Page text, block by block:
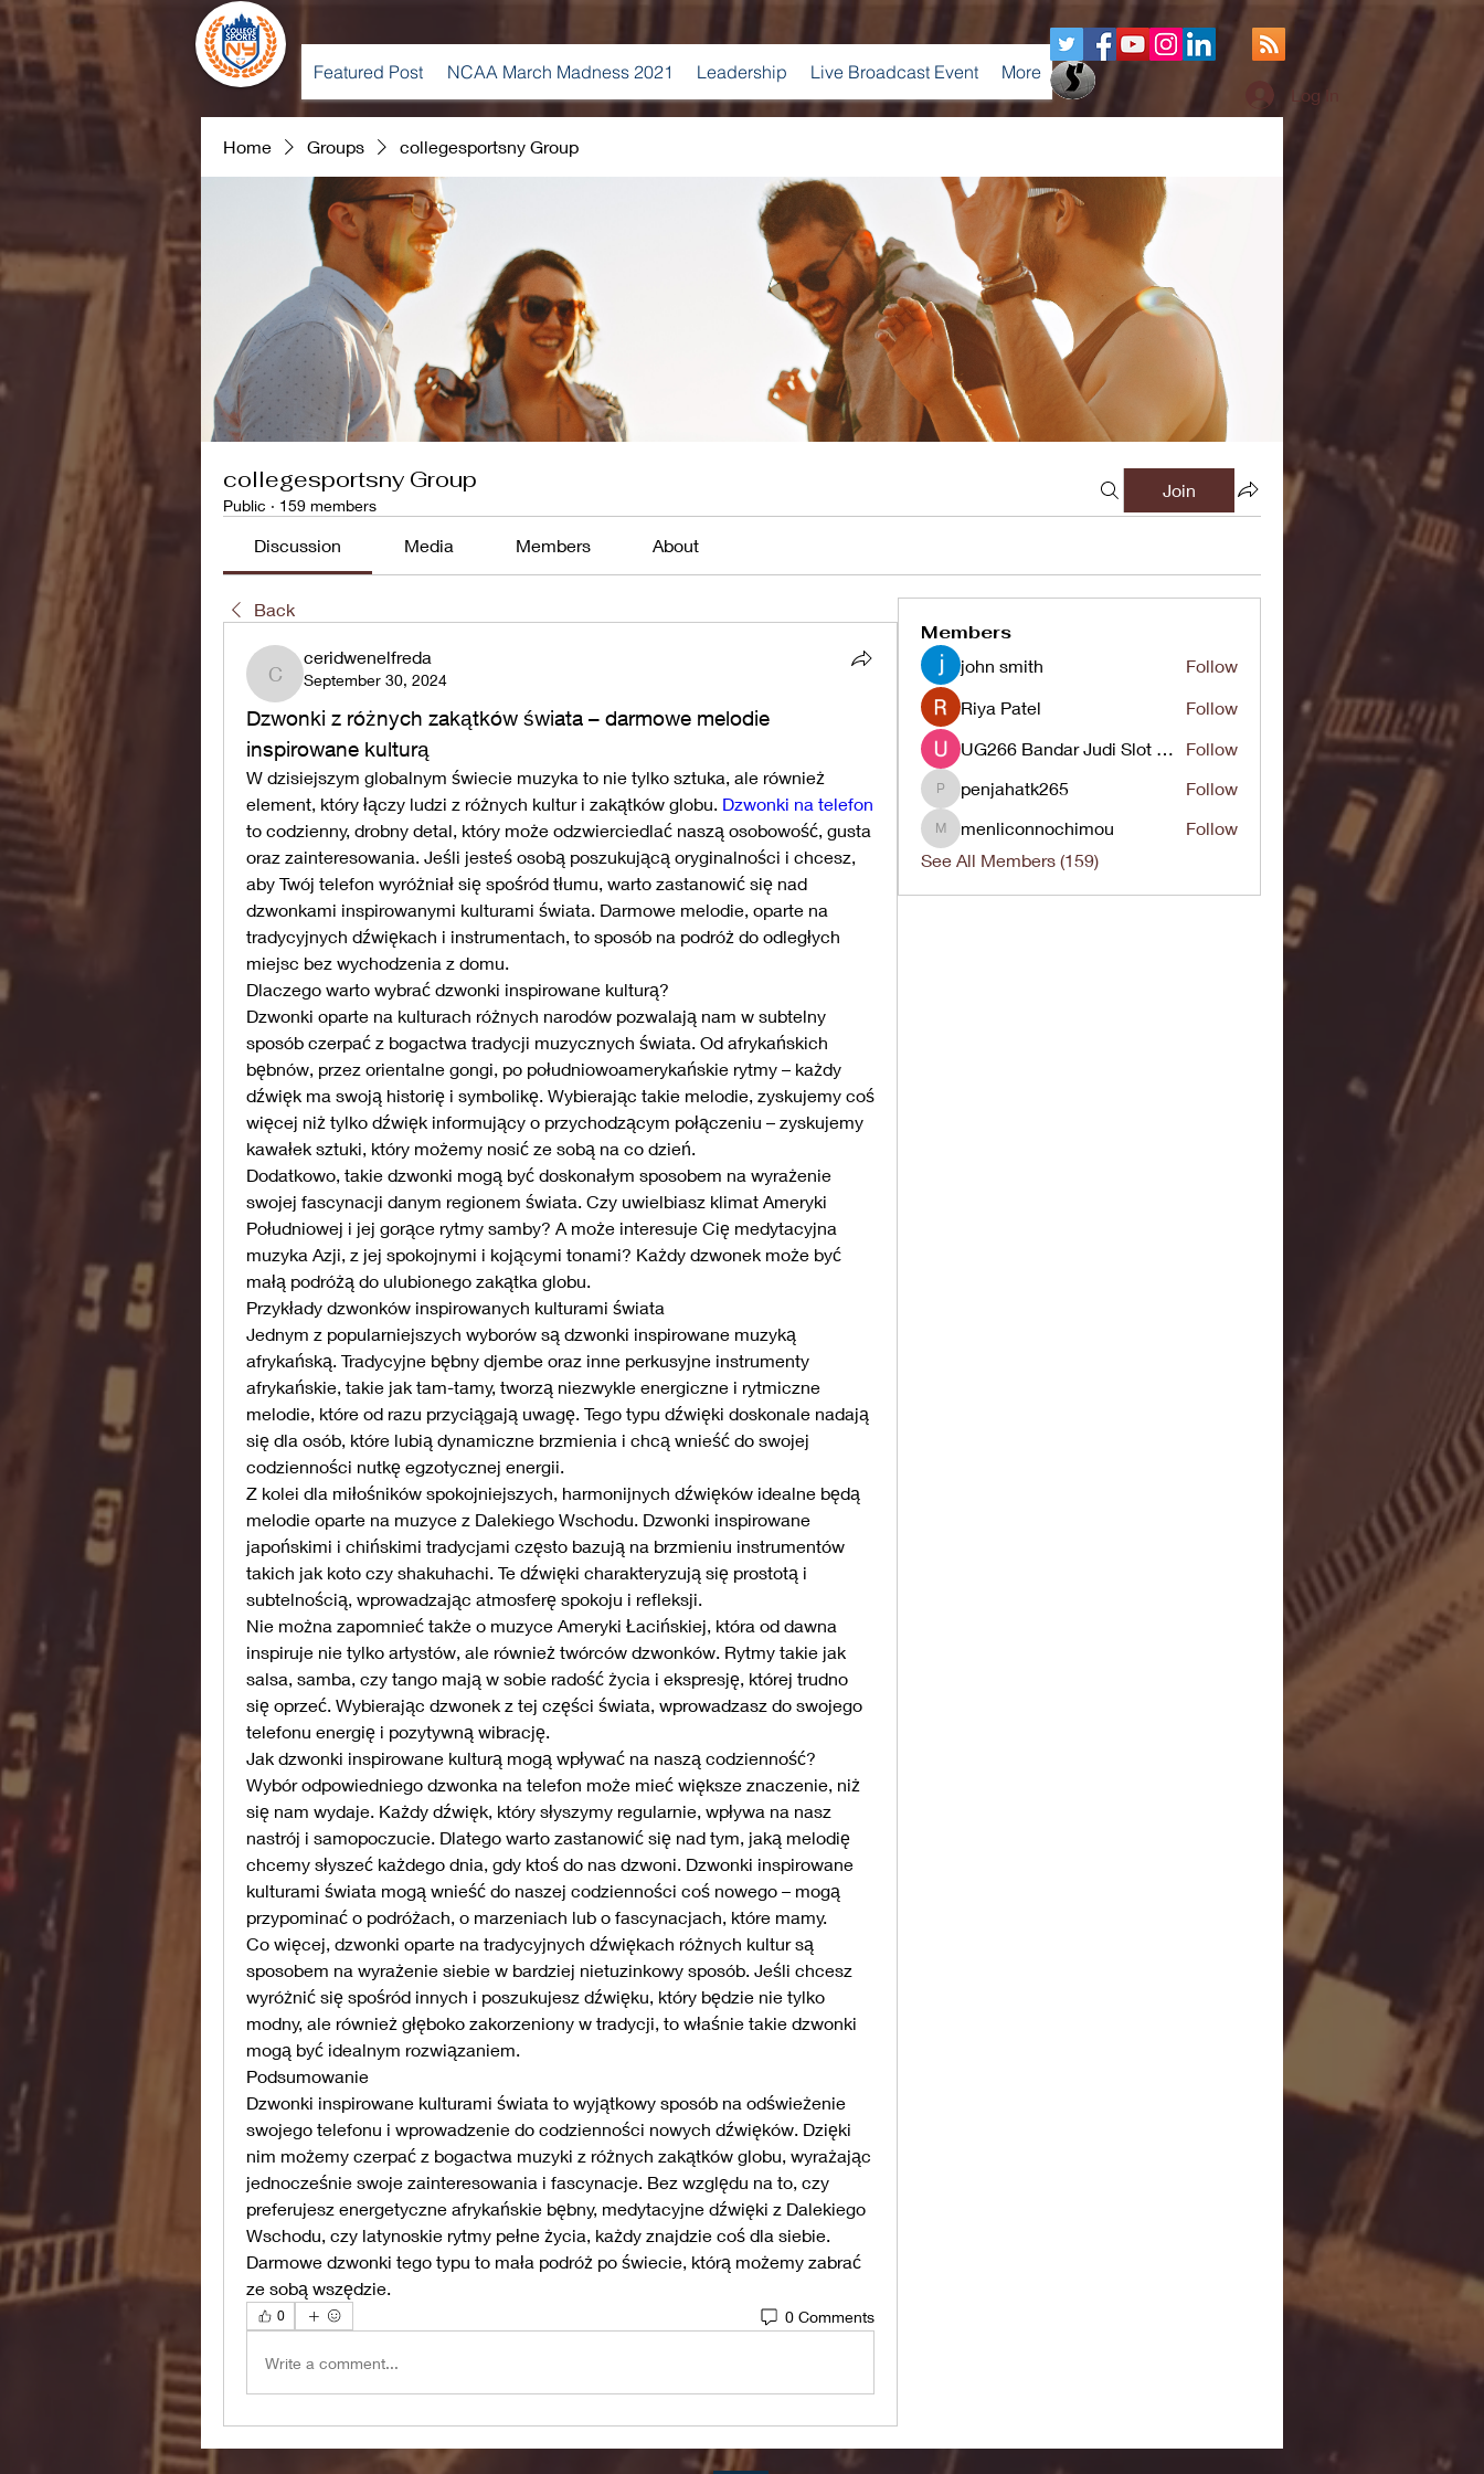
Featured Post NCAA March Madness 2021 Leadership Live Broadcast Event More
Log In
Home Groups collegesportsny Group
collegesportsny Group
Public · 159 members
Join
Discussion Media Members About
Back
ceridwenelfreda
ceridwenelfreda
September 30, 2024
Dzwonki z różnych zakątków świata – darmowe melodie
inspirowane kulturą
W dzisiejszym globalnym świecie muzyka to nie tylko sztuka, ale również
element, który łączy ludzi z różnych kultur i zakątków globu. Dzwonki na telefon
to codzienny, drobny detal, który może odzwierciedlać naszą osobowość, gusta
oraz zainteresowania. Jeśli jesteś osobą poszukującą oryginalności i chcesz,
aby Twój telefon wyróżniał się spośród tłumu, warto zastanowić się nad
dzwonkami inspirowanymi kulturami świata. Darmowe melodie, oparte na
tradycyjnych dźwiękach i instrumentach, to sposób na podróż do odległych
miejsc bez wychodzenia z domu.
Dlaczego warto wybrać dzwonki inspirowane kulturą?
Dzwonki oparte na kulturach różnych narodów pozwalają nam w subtelny
sposób czerpać z bogactwa tradycji muzycznych świata. Od afrykańskich
bębnów, przez orientalne gongi, po południowoamerykańskie rytmy – każdy
dźwięk ma swoją historię i symbolikę. Wybierając takie melodie, zyskujemy coś
więcej niż tylko dźwięk informujący o przychodzącym połączeniu – zyskujemy
kawałek sztuki, który możemy nosić ze sobą na co dzień.
Dodatkowo, takie dzwonki mogą być doskonałym sposobem na wyrażenie
swojej fascynacji danym regionem świata. Czy uwielbiasz klimat Ameryki
Południowej i jej gorące rytmy samby? A może interesuje Cię medytacyjna
muzyka Azji, z jej spokojnymi i kojącymi tonami? Każdy dzwonek może być
małą podróżą do ulubionego zakątka globu.
Przykłady dzwonków inspirowanych kulturami świata
Jednym z popularniejszych wyborów są dzwonki inspirowane muzyką
afrykańską. Tradycyjne bębny djembe oraz inne perkusyjne instrumenty
afrykańskie, takie jak tam-tamy, tworzą niezwykle energiczne i rytmiczne
melodie, które od razu przyciągają uwagę. Tego typu dźwięki doskonale nadają
się dla osób, które lubią dynamiczne brzmienia i chcą wnieść do swojej
codzienności nutkę egzotycznej energii.
Z kolei dla miłośników spokojniejszych, harmonijnych dźwięków idealne będą
melodie oparte na muzyce z Dalekiego Wschodu. Dzwonki inspirowane
japońskimi i chińskimi tradycjami często bazują na brzmieniu instrumentów
takich jak koto czy shakuhachi. Te dźwięki charakteryzują się prostotą i
subtelnością, wprowadzając atmosferę spokoju i refleksji.
Nie można zapomnieć także o muzyce Ameryki Łacińskiej, która od dawna
inspiruje nie tylko artystów, ale również twórców dzwonków. Rytmy takie jak
salsa, samba, czy tango mają w sobie radość życia i ekspresję, której trudno
się oprzeć. Wybierając dzwonek z tej części świata, wprowadzasz do swojego
telefonu energię i pozytywną wibrację.
Jak dzwonki inspirowane kulturą mogą wpływać na naszą codzienność?
Wybór odpowiedniego dzwonka na telefon może mieć większe znaczenie, niż
się nam wydaje. Każdy dźwięk, który słyszymy regularnie, wpływa na nasz
nastrój i samopoczucie. Dlatego warto zastanowić się nad tym, jaką melodię
chcemy słyszeć każdego dnia, gdy ktoś do nas dzwoni. Dzwonki inspirowane
kulturami świata mogą wnieść do naszej codzienności coś nowego – mogą
przypominać o podróżach, o marzeniach lub o fascynacjach, które mamy.
Co więcej, dzwonki oparte na tradycyjnych dźwiękach różnych kultur są
sposobem na wyrażenie siebie w bardziej nietuzinkowy sposób. Jeśli chcesz
wyróżnić się spośród innych i poszukujesz dźwięku, który będzie nie tylko
modny, ale również głęboko zakorzeniony w tradycji, to właśnie takie dzwonki
mogą być idealnym rozwiązaniem.
Podsumowanie
Dzwonki inspirowane kulturami świata to wyjątkowy sposób na odświeżenie
swojego telefonu i wprowadzenie do codzienności nowych dźwięków. Dzięki
nim możemy czerpać z bogactwa muzyki z różnych zakątków globu, wyrażając
jednocześnie swoje zainteresowania i fascynacje. Bez względu na to, czy
preferujesz energetyczne afrykańskie bębny, medytacyjne dźwięki z Dalekiego
Wschodu, czy latynoskie rytmy pełne życia, każdy znajdzie coś dla siebie.
Darmowe dzwonki tego typu to mała podróż po świecie, którą możemy zabrać
ze sobą wszędzie.
0 0 Comments
Write a comment...
Members
john smith
Follow
Riya Patel
Follow
UG266 Bandar Judi Slot Online Live RTP Slot Gacor Tertinggi
Follow
penjahatk265
penjahatk265 Follow
menliconnochimou
menliconnochimou
Follow
See All Members (159)